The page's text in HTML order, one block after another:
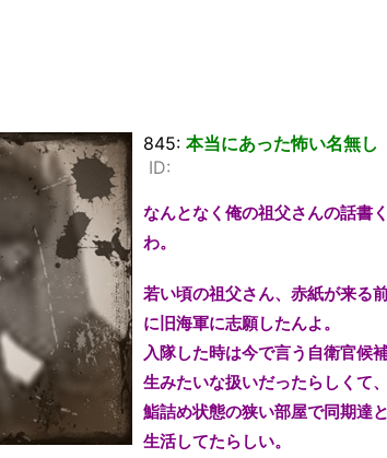
845: 本当にあった怖い名無し
ID:
なんとなく俺の祖父さんの話書く
わ。
若い頃の祖父さん、赤紙が来る
に旧海軍に志願したんよ。
入隊した時は今で言う自衛官候
生みたいな扱いだったらしくて、
鮨詰め状態の狭い部屋で同期達と
生活してたらしい。